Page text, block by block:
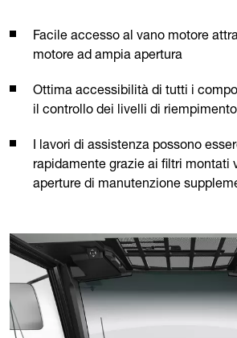
Facile accesso al vano motore
motore ad ampia apertura
Ottima accessibilità di tutti i
il controllo dei livelli di riempimento
I lavori di assistenza possono
rapidamente grazie ai filtri montati
aperture di manutenzione